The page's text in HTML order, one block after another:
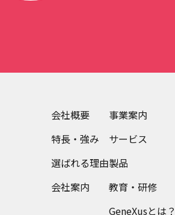
会社概要
特長・強み
選ばれる理由
会社案内
事業案内
サービス
製品
教育・研修
GeneXusとは？